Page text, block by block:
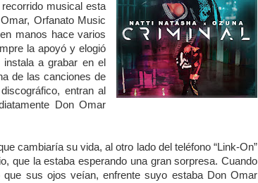
musical esta
Orfanato Music
manos hace varios
la apoyó y elogió
a grabar en el
de las canciones de
entran al
Don Omar
cambiaría su vida, al otro lado del teléfono “Link-On”
que la estaba esperando una gran sorpresa. Cuando
sus ojos veían, enfrente suyo estaba Don Omar